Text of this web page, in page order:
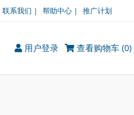
联系我们 | 帮助中心 | 推广计划
查看购物车 (0)
用户登录